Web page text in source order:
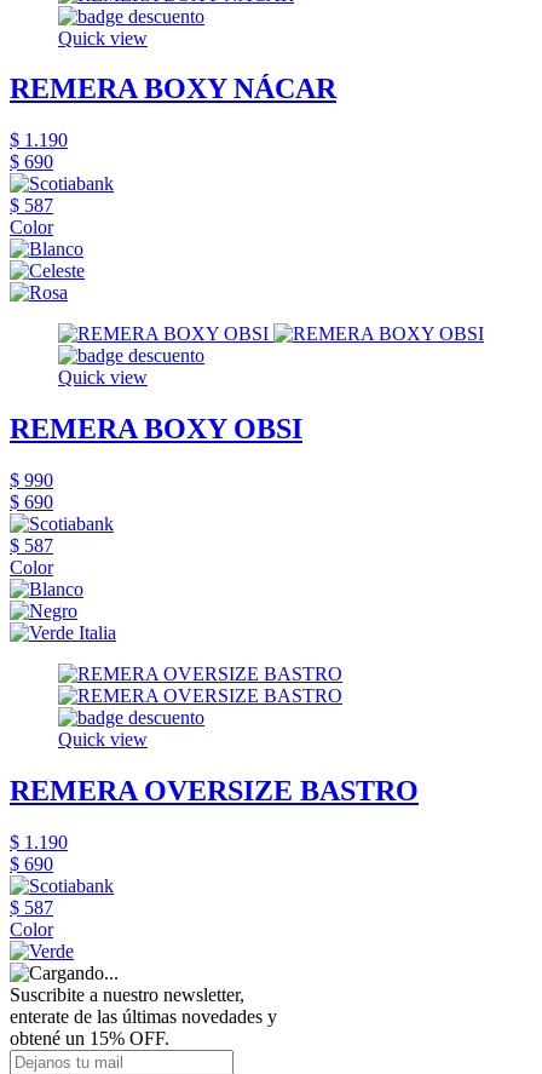
Quick view
REMERA BOXY NÁCAR
$ 1.190
$ 690
$ 587
Color
Quick view
REMERA BOXY OBSI
$ 990
$ 690
$ 587
Color
Quick view
REMERA OVERSIZE BASTRO
$ 1.190
$ 690
$ 587
Color
Suscribite a nuestro newsletter,
enterate de las últimas novedades y
obtené un 15% OFF.